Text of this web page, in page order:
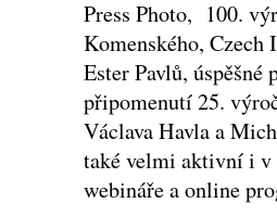
Press Photo, 100.
Komenského, Czech
Ester Pavlů,
připomenutí 25.
Václava Havla a
také velmi aktivní i v
webináře a online